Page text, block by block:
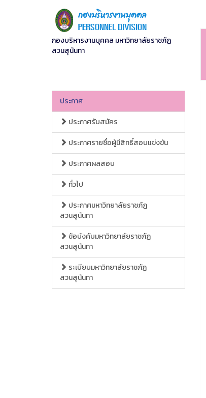
กองบริหารงานบุคคล มหาวิทยาลัยราชภัฏ
สวนสุนันทา
ประกาศ
ประกาศรับสมัคร
ประกาศรายชื่อผู้มีสิทธิ์สอบแข่งขัน
ประกาศผลสอบ
ทั่วไป
ประกาศมหาวิทยาลัยราชภัฏ
สวนสุนันทา
ข้อบังคับมหาวิทยาลัยราชภัฏ
สวนสุนันทา
ระเบียบมหาวิทยาลัยราชภัฏ
สวนสุนันทา